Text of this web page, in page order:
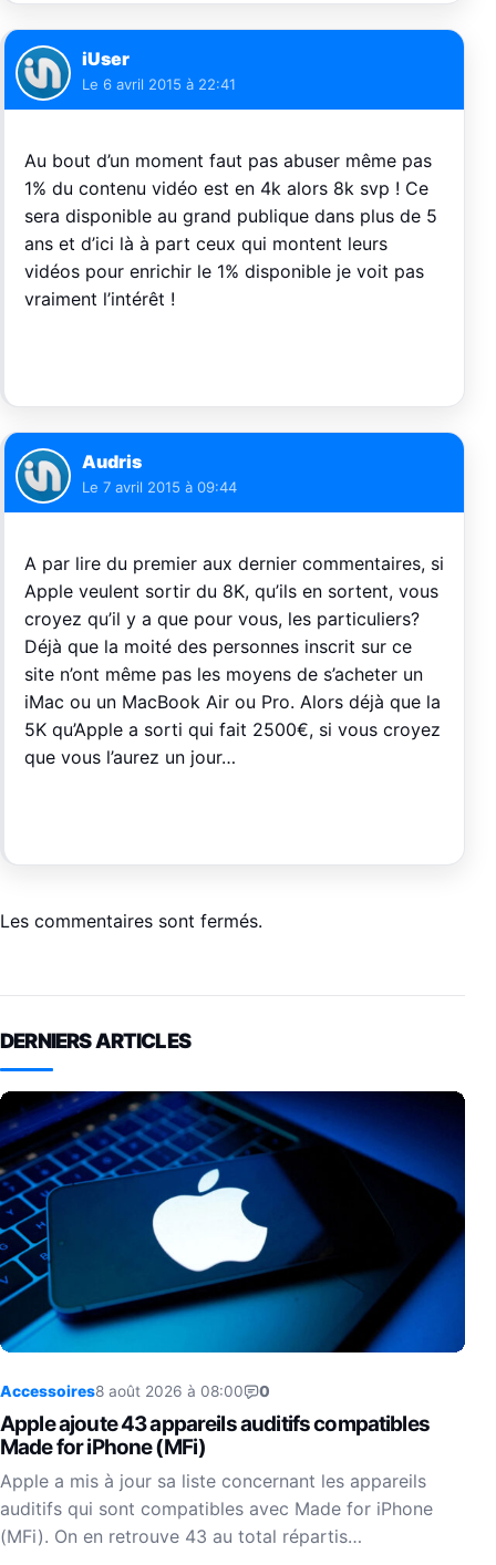
iUser
Le 6 avril 2015 à 22:41
Au bout d’un moment faut pas abuser même pas
1% du contenu vidéo est en 4k alors 8k svp ! Ce
sera disponible au grand publique dans plus de 5
ans et d’ici là à part ceux qui montent leurs
vidéos pour enrichir le 1% disponible je voit pas
vraiment l’intérêt !
Audris
Le 7 avril 2015 à 09:44
A par lire du premier aux dernier commentaires, si
Apple veulent sortir du 8K, qu’ils en sortent, vous
croyez qu’il y a que pour vous, les particuliers?
Déjà que la moité des personnes inscrit sur ce
site n’ont même pas les moyens de s’acheter un
iMac ou un MacBook Air ou Pro. Alors déjà que la
5K qu’Apple a sorti qui fait 2500€, si vous croyez
que vous l’aurez un jour…
Les commentaires sont fermés.
DERNIERS ARTICLES
Accessoires8 août 2026 à 08:00 0
Apple ajoute 43 appareils auditifs compatibles
Made for iPhone (MFi)
Apple a mis à jour sa liste concernant les appareils
auditifs qui sont compatibles avec Made for iPhone
(MFi). On en retrouve 43 au total répartis…